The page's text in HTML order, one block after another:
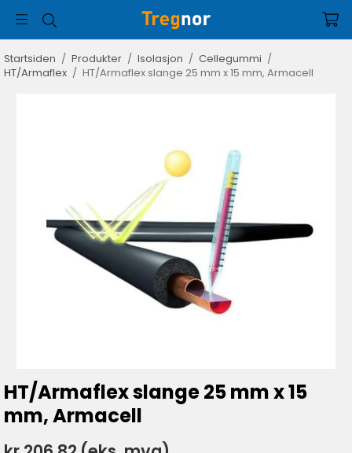
Startsiden / Produkter / Isolasjon / Cellegummi /
HT/Armaflex / HT/Armaflex slange 25 mm x 15 mm, Armacell
HT/Armaflex slange 25 mm x 15
mm, Armacell